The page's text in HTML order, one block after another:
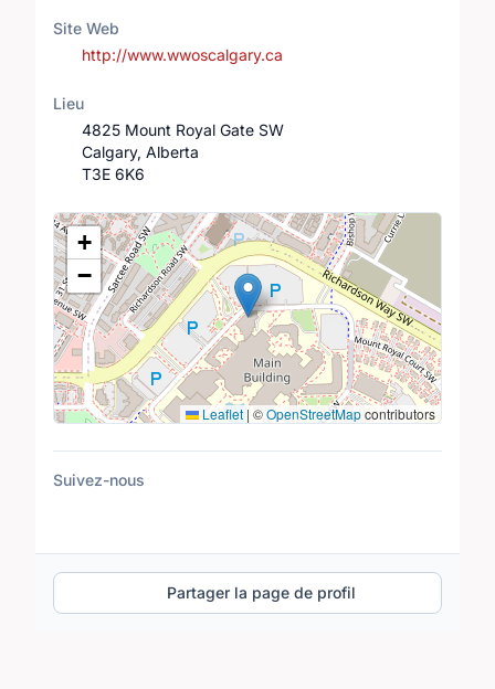
Site Web
http://www.wwoscalgary.ca
Lieu
4825 Mount Royal Gate SW
Calgary, Alberta
T3E 6K6
Lieu
+
−
Leaflet | ©OpenStreetMapcontributors
Suivez-nous
Partager la page de profil